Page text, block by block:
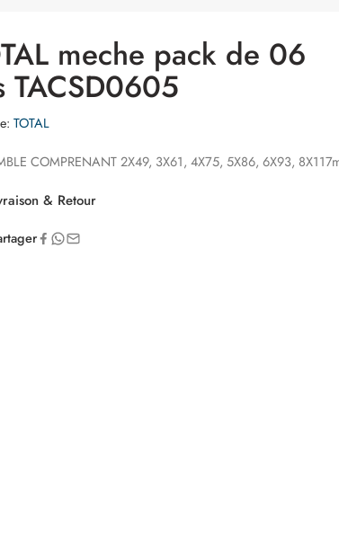
meche pack de 06
TACSD0605
TOTAL
COMPRENANT 2X49, 3X61, 4X75, 5X86, 6X93,
& Retour